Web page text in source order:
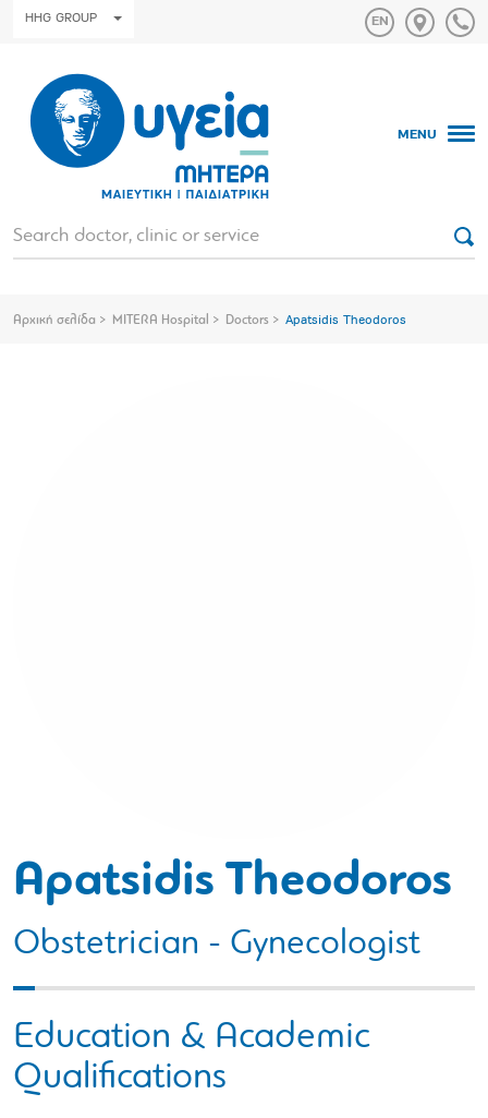
HHG GROUP
MENU
Αρχική σελίδα MITERA Hospital Doctors Apatsidis Theodoros
Apatsidis Theodoros
Obstetrician - Gynecologist
Education & Academic
Qualifications